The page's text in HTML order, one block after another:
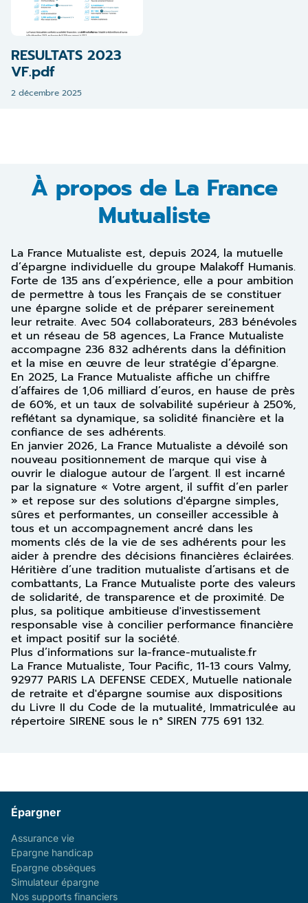
RESULTATS 2023
VF.pdf
2 décembre 2025
À propos de La France
Mutualiste
La France Mutualiste est, depuis 2024, la mutuelle
d’épargne individuelle du groupe Malakoff Humanis.
Forte de 135 ans d’expérience, elle a pour ambition
de permettre à tous les Français de se constituer
une épargne solide et de préparer sereinement
leur retraite. Avec 504 collaborateurs, 283 bénévoles
et un réseau de 58 agences, La France Mutualiste
accompagne 236 832 adhérents dans la définition
et la mise en œuvre de leur stratégie d’épargne.
En 2025, La France Mutualiste affiche un chiffre
d’affaires de 1,06 milliard d’euros, en hause de près
de 60%, et un taux de solvabilité supérieur à 250%,
reflétant sa dynamique, sa solidité financière et la
confiance de ses adhérents.
En janvier 2026, La France Mutualiste a dévoilé son
nouveau positionnement de marque qui vise à
ouvrir le dialogue autour de l’argent. Il est incarné
par la signature « Votre argent, il suffit d’en parler
» et repose sur des solutions d'épargne simples,
sûres et performantes, un conseiller accessible à
tous et un accompagnement ancré dans les
moments clés de la vie de ses adhérents pour les
aider à prendre des décisions financières éclairées.
Héritière d’une tradition mutualiste d’artisans et de
combattants, La France Mutualiste porte des valeurs
de solidarité, de transparence et de proximité. De
plus, sa politique ambitieuse d'investissement
responsable vise à concilier performance financière
et impact positif sur la société.
Plus d’informations sur la-france-mutualiste.fr
La France Mutualiste, Tour Pacific, 11-13 cours Valmy,
92977 PARIS LA DEFENSE CEDEX, Mutuelle nationale
de retraite et d'épargne soumise aux dispositions
du Livre II du Code de la mutualité, Immatriculée au
répertoire SIRENE sous le n° SIREN 775 691 132.
Épargner
Assurance vie
Epargne handicap
Epargne obsèques
Simulateur épargne
Nos supports financiers